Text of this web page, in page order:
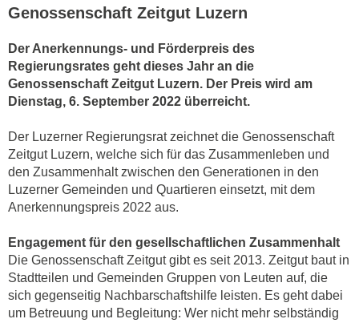
Genossenschaft Zeitgut Luzern
Der Anerkennungs- und Förderpreis des
Regierungsrates geht dieses Jahr an die
Genossenschaft Zeitgut Luzern. Der Preis wird am
Dienstag, 6. September 2022 überreicht.
Der Luzerner Regierungsrat zeichnet die Genossenschaft
Zeitgut Luzern, welche sich für das Zusammenleben und
den Zusammenhalt zwischen den Generationen in den
Luzerner Gemeinden und Quartieren einsetzt, mit dem
Anerkennungspreis 2022 aus.
Engagement für den gesellschaftlichen Zusammenhalt
Die Genossenschaft Zeitgut gibt es seit 2013. Zeitgut baut in
Stadtteilen und Gemeinden Gruppen von Leuten auf, die
sich gegenseitig Nachbarschaftshilfe leisten. Es geht dabei
um Betreuung und Begleitung: Wer nicht mehr selbständig